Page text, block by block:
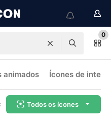
0
animados Ícones de
Todos os ícones